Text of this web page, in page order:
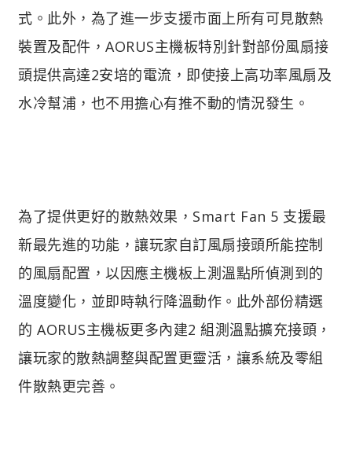
式。此外，為了進一步支援市面上所有可見散熱
裝置及配件，AORUS主機板特別針對部份風扇接
頭提供高達2安培的電流，即使接上高功率風扇及
水冷幫浦，也不用擔心有推不動的情況發生。
為了提供更好的散熱效果，Smart Fan 5 支援最
新最先進的功能，讓玩家自訂風扇接頭所能控制
的風扇配置，以因應主機板上測溫點所偵測到的
溫度變化，並即時執行降溫動作。此外部份精選
的 AORUS主機板更多內建2 組測溫點擴充接頭，
讓玩家的散熱調整與配置更靈活，讓系統及零組
件散熱更完善。